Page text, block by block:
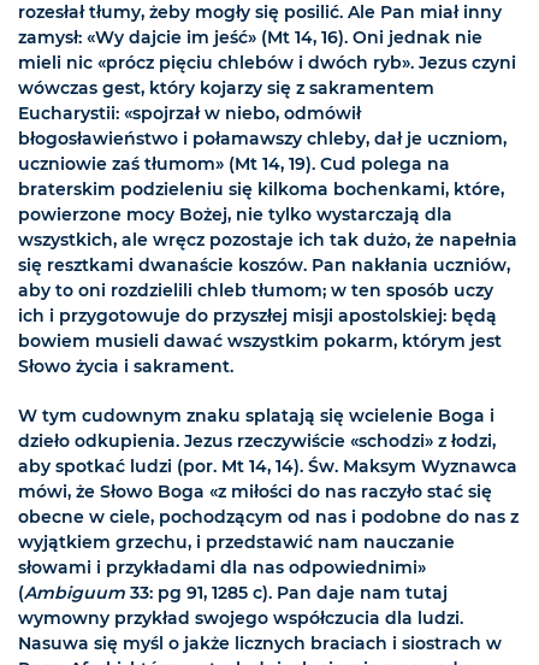
rozesłał tłumy, żeby mogły się posilić. Ale Pan miał inny
zamysł: «Wy dajcie im jeść» (Mt 14, 16). Oni jednak nie
mieli nic «prócz pięciu chlebów i dwóch ryb». Jezus czyni
wówczas gest, który kojarzy się z sakramentem
Eucharystii: «spojrzał w niebo, odmówił
błogosławieństwo i połamawszy chleby, dał je uczniom,
uczniowie zaś tłumom» (Mt 14, 19). Cud polega na
braterskim podzieleniu się kilkoma bochenkami, które,
powierzone mocy Bożej, nie tylko wystarczają dla
wszystkich, ale wręcz pozostaje ich tak dużo, że napełnia
się resztkami dwanaście koszów. Pan nakłania uczniów,
aby to oni rozdzielili chleb tłumom; w ten sposób uczy
ich i przygotowuje do przyszłej misji apostolskiej: będą
bowiem musieli dawać wszystkim pokarm, którym jest
Słowo życia i sakrament.
W tym cudownym znaku splatają się wcielenie Boga i
dzieło odkupienia. Jezus rzeczywiście «schodzi» z łodzi,
aby spotkać ludzi (por. Mt 14, 14). Św. Maksym Wyznawca
mówi, że Słowo Boga «z miłości do nas raczyło stać się
obecne w ciele, pochodzącym od nas i podobne do nas z
wyjątkiem grzechu, i przedstawić nam nauczanie
słowami i przykładami dla nas odpowiednimi»
(Ambiguum 33: pg 91, 1285 c). Pan daje nam tutaj
wymowny przykład swojego współczucia dla ludzi.
Nasuwa się myśl o jakże licznych braciach i siostrach w